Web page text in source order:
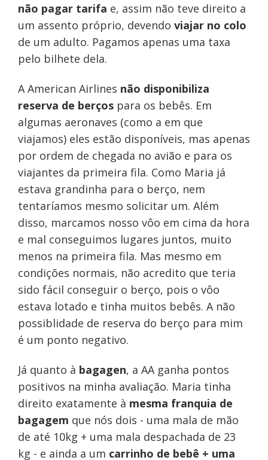
não pagar tarifa e, assim não teve direito a
um assento próprio, devendo viajar no colo
de um adulto. Pagamos apenas uma taxa
pelo bilhete dela.
A American Airlines não disponibiliza
reserva de berçospara os bebês. Em
algumas aeronaves (como a em que
viajamos) eles estão disponíveis, mas apenas
por ordem de chegada no avião e para os
viajantes da primeira fila. Como Maria já
estava grandinha para o berço, nem
tentaríamos mesmo solicitar um. Além
disso, marcamos nosso vôo em cima da hora
e mal conseguimos lugares juntos, muito
menos na primeira fila. Mas mesmo em
condições normais, não acredito que teria
sido fácil conseguir o berço, pois o vôo
estava lotado e tinha muitos bebês. A não
possiblidade de reserva do berço para mim
é um ponto negativo.
Já quanto à bagagen, a AA ganha pontos
positivos na minha avaliação. Maria tinha
direito exatamente à mesma franquia de
bagagem que nós dois - uma mala de mão
de até 10kg + uma mala despachada de 23
kg - e ainda a um carrinho de bebê + uma